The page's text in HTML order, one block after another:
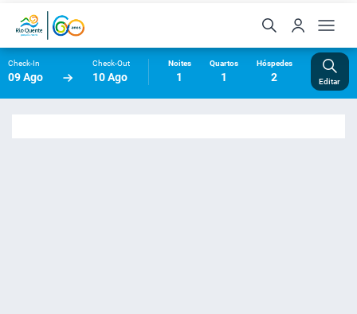
Check-In
09 Ago
Check-Out
10 Ago
Noites
1
Quartos
1
Hóspedes
2 Editar